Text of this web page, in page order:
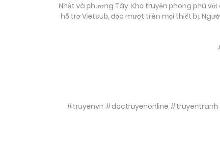
Nhật và phương Tây. Kho truyện phong phú
hỗ trợ Vietsub, đọc mượt trên mọi thiết bị.
#truyenvn #doctruyenonline